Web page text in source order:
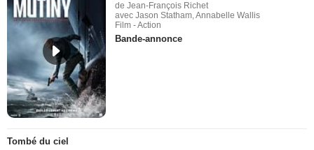
de Jean-François Richet
avec Jason Statham, Annabelle Wallis
Film - Action
Bande-annonce
Tombé du ciel